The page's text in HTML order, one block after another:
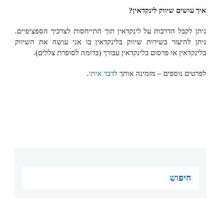
איך עושים שיווק לינקדאין?
ניתן לקבל הדרכות על לינקדאין תוך התייחסות לצרכיך הספציפיים.
ניתן להיעזר בשירות שיווק בלינקדאין בו אני עושה את השיווק
בלינקדאין או פרסום בלינקדאין עבורך (בדומה לסופרת צללים).
לפרטים נוספים – מזמינה אותך לדבר איתי.
חיפוש